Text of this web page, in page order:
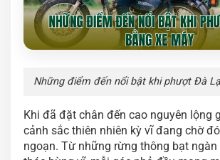
Những điểm đến nổi bật khi phượt Đà
Khi đã đặt chân đến cao nguyên lộng
cảnh sắc thiên nhiên kỳ vĩ đang chờ
ngoạn. Từ những rừng thông bạt ngàn